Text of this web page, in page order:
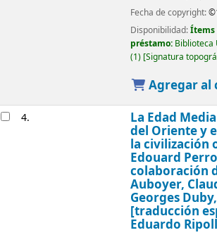
Fecha de copyright:
Disponibilidad:Ítems
préstamo: Biblioteca
(1) Signatura
Agregar al
4. La Edad
del Oriente y
la civilización
Edouard
colaboración
Auboyer,
Georges
[traducción
Eduardo